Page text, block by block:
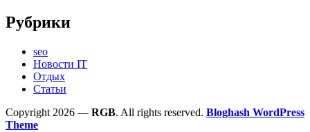
Рубрики
seo
Новости IT
Отдых
Статьи
Copyright 2026 — RGB. All rights reserved. Bloghash WordPress
Theme